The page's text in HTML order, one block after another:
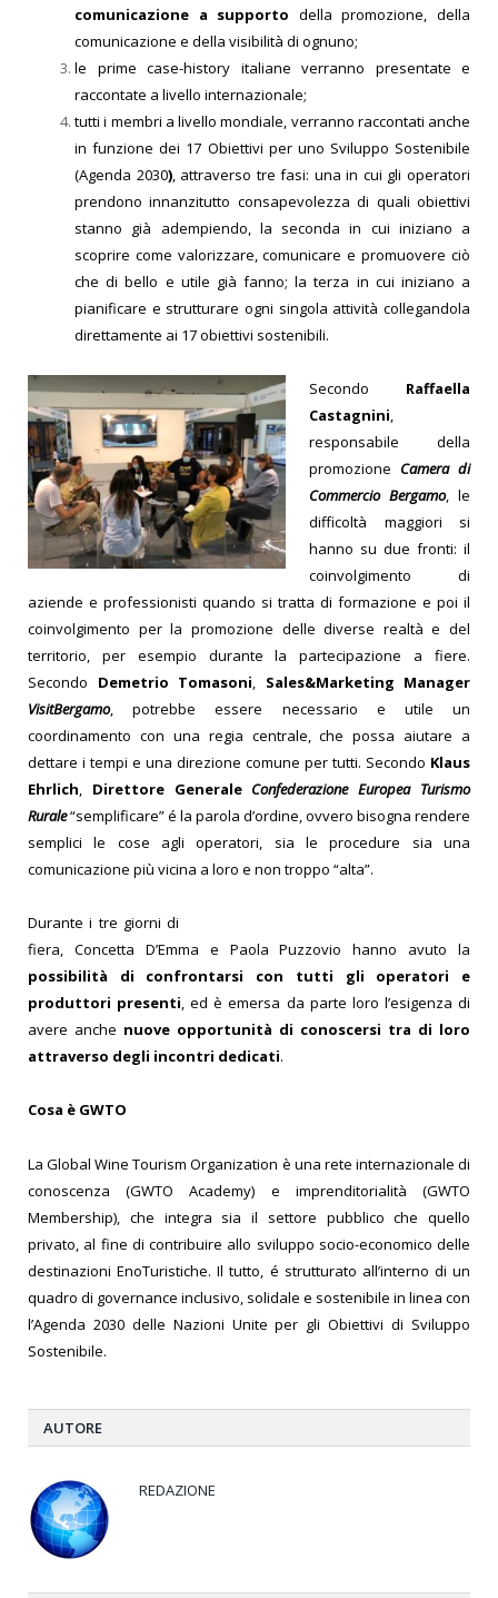
comunicazione a supporto della promozione, della
comunicazione e della visibilità di ognuno;
le prime case-history italiane verranno presentate e
raccontate a livello internazionale;
tutti i membri a livello mondiale, verranno raccontati anche
in funzione dei 17 Obiettivi per uno Sviluppo Sostenibile
(Agenda 2030), attraverso tre fasi: una in cui gli operatori
prendono innanzitutto consapevolezza di quali obiettivi
stanno già adempiendo, la seconda in cui iniziano a
scoprire come valorizzare, comunicare e promuovere ciò
che di bello e utile già fanno; la terza in cui iniziano a
pianificare e strutturare ogni singola attività collegandola
direttamente ai 17 obiettivi sostenibili.
Secondo Raffaella
Castagnini,
responsabile della
promozione Camera di
Commercio Bergamo, le
difficoltà maggiori si
hanno su due fronti: il
coinvolgimento di
aziende e professionisti quando si tratta di formazione e poi il
coinvolgimento per la promozione delle diverse realtà e del
territorio, per esempio durante la partecipazione a fiere.
Secondo Demetrio Tomasoni, Sales&Marketing Manager
VisitBergamo, potrebbe essere necessario e utile un
coordinamento con una regia centrale, che possa aiutare a
dettare i tempi e una direzione comune per tutti. Secondo Klaus
Ehrlich, Direttore Generale Confederazione Europea Turismo
Rurale“semplificare” é la parola d’ordine, ovvero bisogna rendere
semplici le cose agli operatori, sia le procedure sia una
comunicazione più vicina a loro e non troppo “alta”.
Durante i tre giorni di
fiera, Concetta D’Emma e Paola Puzzovio hanno avuto la
possibilità di confrontarsi con tutti gli operatori e
produttori presenti, ed è emersa da parte loro l’esigenza di
avere anche nuove opportunità di conoscersi tra di loro
attraverso degli incontri dedicati.
Cosa è GWTO
La Global Wine Tourism Organization è una rete internazionale di
conoscenza (GWTO Academy) e imprenditorialità (GWTO
Membership), che integra sia il settore pubblico che quello
privato, al fine di contribuire allo sviluppo socio-economico delle
destinazioni EnoTuristiche. Il tutto, é strutturato all’interno di un
quadro di governance inclusivo, solidale e sostenibile in linea con
l’Agenda 2030 delle Nazioni Unite per gli Obiettivi di Sviluppo
Sostenibile.
AUTORE
REDAZIONE